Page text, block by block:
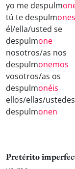
yo me despulm
tú te despulmones
él/ella/usted se
despulmone
nosotros/as nos
despulmonemos
vosotros/as os
despulmonéis
ellos/ellas/
despulmonen
Pretérito